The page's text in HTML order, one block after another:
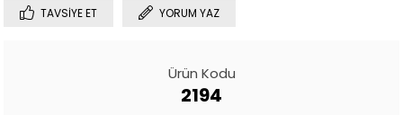
TAVSIYE ET YORUM YAZ
Ürün Kodu
2194